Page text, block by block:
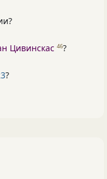
Цивинскас 46?
?